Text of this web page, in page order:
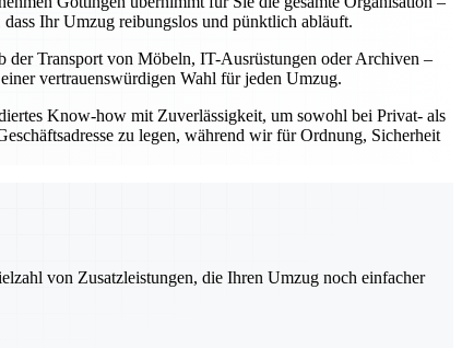
Ihr Umzug reibungslos und pünktlich abläuft.
der Transport von Möbeln, IT-Ausrüstungen oder Archiven –
vertrauenswürdigen Wahl für jeden Umzug.
Know-how mit Zuverlässigkeit, um sowohl bei Privat- als
zu legen, während wir für Ordnung, Sicherheit
von Zusatzleistungen, die Ihren Umzug noch einfacher